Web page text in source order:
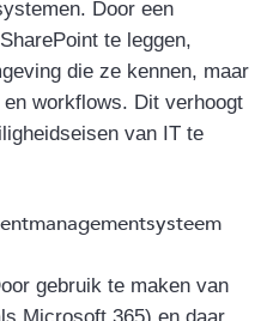
Door een
te leggen,
die ze kennen, maar
workflows. Dit verhoogt
van IT te
gebruik te maken van